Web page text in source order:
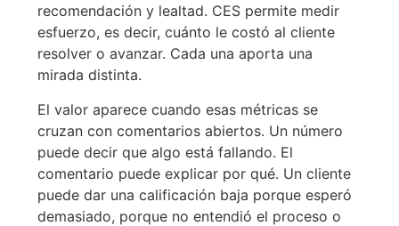
recomendación y lealtad. CES permite medir
esfuerzo, es decir, cuánto le costó al cliente
resolver o avanzar. Cada una aporta una
mirada distinta.
El valor aparece cuando esas métricas se
cruzan con comentarios abiertos. Un número
puede decir que algo está fallando. El
comentario puede explicar por qué. Un cliente
puede dar una calificación baja porque esperó
demasiado, porque no entendió el proceso o